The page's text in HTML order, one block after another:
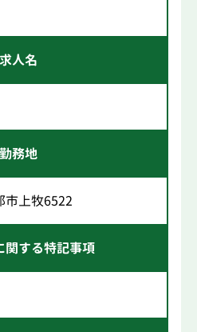
求人名
勤務地
市上牧6522
関する特記事項